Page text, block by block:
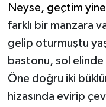
Neyse, geçtim
farklı bir manzara
gelip oturmuştu
bastonu, sol
Öne doğru iki
hizasında evirip